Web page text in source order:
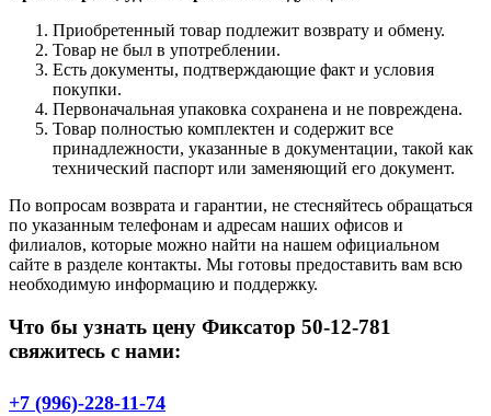
Приобретенный товар подлежит возврату и обмену.
Товар не был в употреблении.
Есть документы, подтверждающие факт и условия
покупки.
Первоначальная упаковка сохранена и не повреждена.
Товар полностью комплектен и содержит все
принадлежности, указанные в документации, такой как
технический паспорт или заменяющий его документ.
По вопросам возврата и гарантии, не стесняйтесь обращаться
по указанным телефонам и адресам наших офисов и
филиалов, которые можно найти на нашем официальном
сайте в разделе контакты. Мы готовы предоставить вам всю
необходимую информацию и поддержку.
Что бы узнать цену Фиксатор 50-12-781
свяжитесь с нами:
+7 (996)-228-11-74